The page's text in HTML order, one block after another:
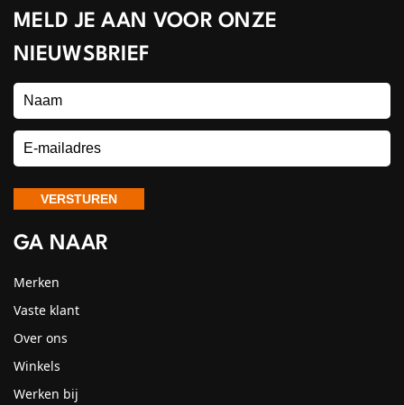
MELD JE AAN VOOR ONZE
NIEUWSBRIEF
GA NAAR
Merken
Vaste klant
Over ons
Winkels
Werken bij